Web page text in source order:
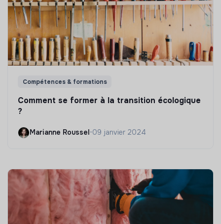
Compétences & formations
Comment se former à la transition écologique
?
Marianne Roussel •09 janvier 2024